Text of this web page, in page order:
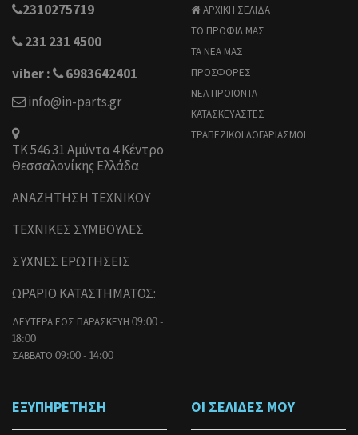
2310275719
231 231 4500
viber :
6983642401
info@in-parts.gr
ΤΚ 546 31 Αμύντα 4 Κέντρο
Θεσσαλονίκης Ελλάδα
ΑΝΑΖΗΤΗΣΗ ΤΕΧΝΙΚΟΥ
ΤΕΧΝΙΚΕΣ ΣΥΜΒΟΥΛΕΣ
ΣΥΧΝΕΣ ΕΡΩΤΗΣΕΙΣ
ΩΡΑΡΙΟ ΚΑΤΑΣΤΗΜΑΤΟΣ:
ΔΕΥΤΕΡΑ ΕΩΣ ΠΑΡΑΣΚΕΥΗ 09:00 -
18:00
ΣΑΒΒΑΤΟ 09:00 - 14:00
ΑΡΧΙΚΗ ΣΕΛΙΔΑ
ΤΟ ΠΡΟΦΙΛ ΜΑΣ
ΤΑ ΝΕΑ ΜΑΣ
ΠΡΟΣΦΟΡΕΣ
ΝΕΑ ΠΡΟΙΟΝΤΑ
ΚΑΤΑΣΚΕΥΑΣΤΕΣ
ΤΡΑΠΕΖΙΚΟΙ ΛΟΓΑΡΙΑΣΜΟΙ
ΕΞΥΠΗΡΕΤΗΣΗ ΟΙ ΣΕΛΙΔΕΣ ΜΟΥ